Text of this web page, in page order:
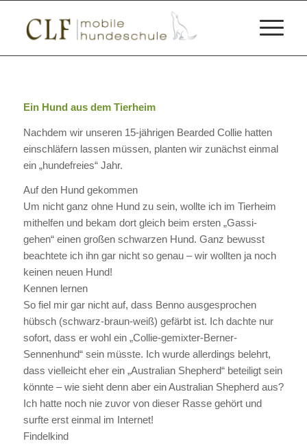
Ein Hund aus dem Tierheim
Nachdem wir unseren 15-jährigen Bearded Collie hatten
einschläfern lassen müssen, planten wir zunächst einmal
ein „hundefreies“ Jahr.
Auf den Hund gekommen
Um nicht ganz ohne Hund zu sein, wollte ich im Tierheim
mithelfen und bekam dort gleich beim ersten „Gassi-
gehen“ einen großen schwarzen Hund. Ganz bewusst
beachtete ich ihn gar nicht so genau – wir wollten ja noch
keinen neuen Hund!
Kennen lernen
So fiel mir gar nicht auf, dass Benno ausgesprochen
hübsch (schwarz-braun-weiß) gefärbt ist. Ich dachte nur
sofort, dass er wohl ein „Collie-gemixter-Berner-
Sennenhund“ sein müsste. Ich wurde allerdings belehrt,
dass vielleicht eher ein „Australian Shepherd“ beteiligt sein
könnte – wie sieht denn aber ein Australian Shepherd aus?
Ich hatte noch nie zuvor von dieser Rasse gehört und
surfte erst einmal im Internet!
Findelkind